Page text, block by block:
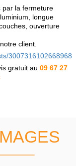
par la fermeture
longue
ouverture
client.
3007316102668968
gratuit au 09 67 27